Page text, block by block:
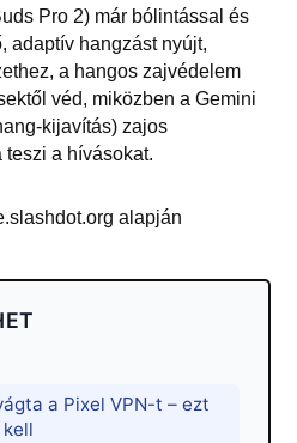
Pro 2) már bólintással és
adaptív hangzást nyújt,
a hangos zajvédelem
véd, miközben a Gemini
kijavítás) zajos
teszi a hívásokat.
alapján
a Pixel VPN-t – ezt